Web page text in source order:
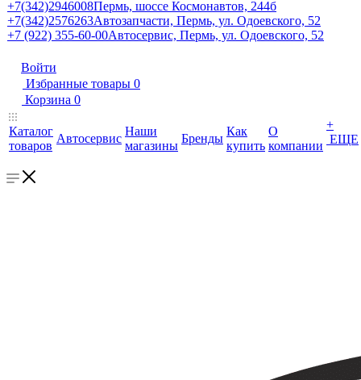
+7(342)2946008Пермь, шоссе Космонавтов, 244б
+7(342)2576263Автозапчасти, Пермь, ул. Одоевского, 52
+7 (922) 355-60-00Автосервис, Пермь, ул. Одоевского, 52
Войти
Избранные товары 0
Корзина 0
Каталог
товаров
Автосервис
Наши
магазины
Бренды
Как
купить
О
компании
+
ЕЩЕ